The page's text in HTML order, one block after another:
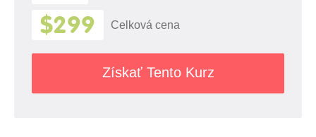
$299 Celková cena
Získať Tento Kurz